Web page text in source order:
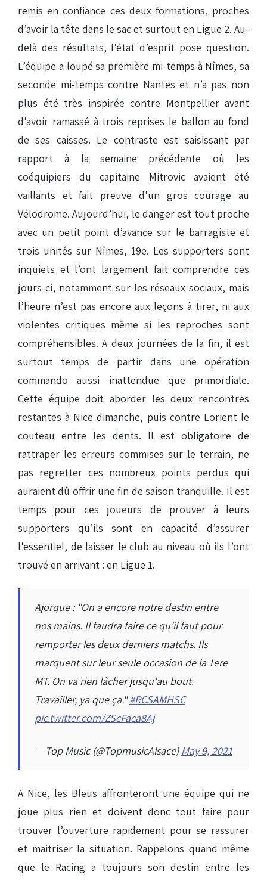
remis en confiance ces deux formations, proches
d’avoir la tête dans le sac et surtout en Ligue 2. Au-
delà des résultats, l’état d’esprit pose question.
L’équipe a loupé sa première mi-temps à Nîmes, sa
seconde mi-temps contre Nantes et n’a pas non
plus été très inspirée contre Montpellier avant
d’avoir ramassé à trois reprises le ballon au fond
de ses caisses. Le contraste est saisissant par
rapport à la semaine précédente où les
coéquipiers du capitaine Mitrovic avaient été
vaillants et fait preuve d’un gros courage au
Vélodrome. Aujourd’hui, le danger est tout proche
avec un petit point d’avance sur le barragiste et
trois unités sur Nîmes, 19e. Les supporters sont
inquiets et l’ont largement fait comprendre ces
jours-ci, notamment sur les réseaux sociaux, mais
l’heure n’est pas encore aux leçons à tirer, ni aux
violentes critiques même si les reproches sont
compréhensibles. A deux journées de la fin, il est
surtout temps de partir dans une opération
commando aussi inattendue que primordiale.
Cette équipe doit aborder les deux rencontres
restantes à Nice dimanche, puis contre Lorient le
couteau entre les dents. Il est obligatoire de
rattraper les erreurs commises sur le terrain, ne
pas regretter ces nombreux points perdus qui
auraient dû offrir une fin de saison tranquille. Il est
temps pour ces joueurs de prouver à leurs
supporters qu’ils sont en capacité d’assurer
l’essentiel, de laisser le club au niveau où ils l’ont
trouvé en arrivant : en Ligue 1.
Ajorque : "On a encore notre destin entre
nos mains. Il faudra faire ce qu'il faut pour
remporter les deux derniers matchs. Ils
marquent sur leur seule occasion de la 1ere
MT. On va rien lâcher jusqu'au bout.
Travailler, ya que ça."#RCSAMHSC
pic.twitter.com/ZScFaca8Aj
— Top Music (@TopmusicAlsace) May 9, 2021
A Nice, les Bleus affronteront une équipe qui ne
joue plus rien et doivent donc tout faire pour
trouver l’ouverture rapidement pour se rassurer
et maitriser la situation. Rappelons quand même
que le Racing a toujours son destin entre les